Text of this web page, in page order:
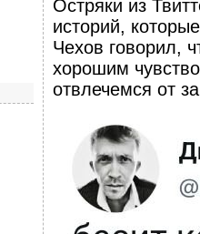
Остряки из
историй,
Чехов говорил,
хорошим
отвлечемся от